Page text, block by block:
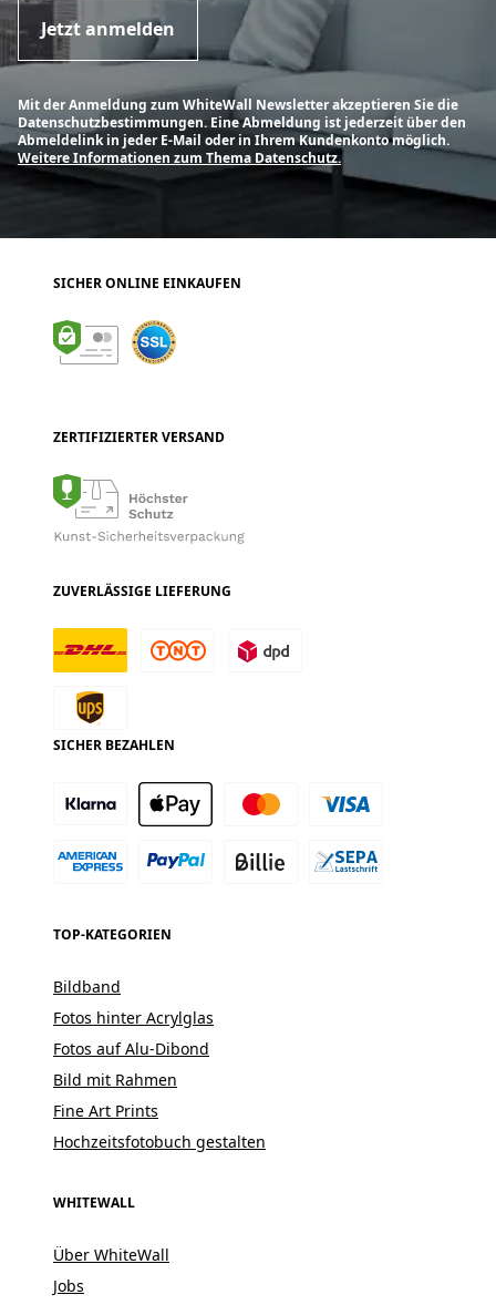
Jetzt anmelden
Mit der Anmeldung zum WhiteWall Newsletter akzeptieren Sie die
Datenschutzbestimmungen. Eine Abmeldung ist jederzeit über den
Abmeldelink in jeder E-Mail oder in Ihrem Kundenkonto möglich.
Weitere Informationen zum Thema Datenschutz.
SICHER ONLINE EINKAUFEN
ZERTIFIZIERTER VERSAND
ZUVERLÄSSIGE LIEFERUNG
SICHER BEZAHLEN
TOP-KATEGORIEN
Bildband
Fotos hinter Acrylglas
Fotos auf Alu-Dibond
Bild mit Rahmen
Fine Art Prints
Hochzeitsfotobuch gestalten
WHITEWALL
Über WhiteWall
Jobs